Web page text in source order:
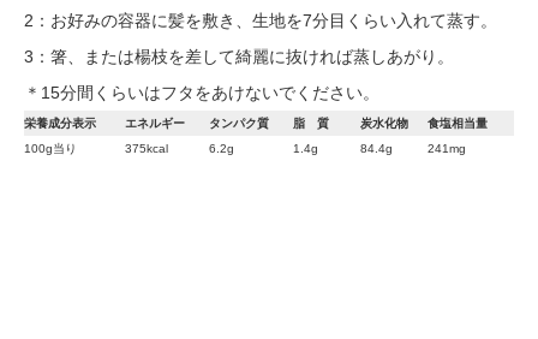
2：お好みの容器に髪を敷き、生地を7分目くらい入れて蒸す。
3：箸、または楊枝を差して綺麗に抜ければ蒸しあがり。
＊15分間くらいはフタをあけないでください。
栄養成分表示 エネルギー タンパク質 脂 質 炭水化物
食塩相当量
100g当り
375kcal 6.2g 1.4g 84.4g 241mg